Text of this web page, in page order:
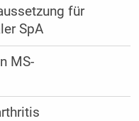
für
SpA
MS-